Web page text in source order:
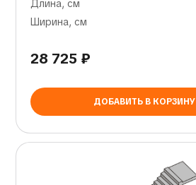
Длина, см
Ширина, см
28 725 ₽
ДОБАВИТЬ В КОРЗИНУ